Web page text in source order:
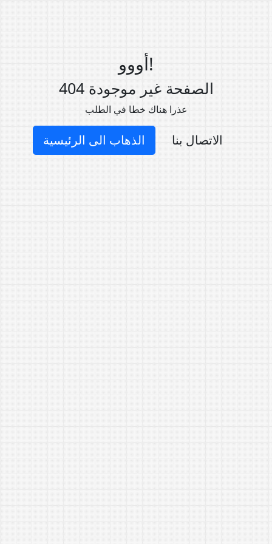
أووو!
404 الصفحة غير موجودة
عذرا هناك خطا في الطلب
الذهاب الى الرئيسية الاتصال بنا